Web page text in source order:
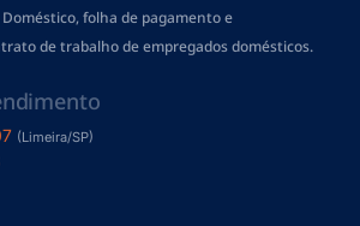
folha de pagamentoe
de trabalho de empregados domésticos.
(Limeira/SP)